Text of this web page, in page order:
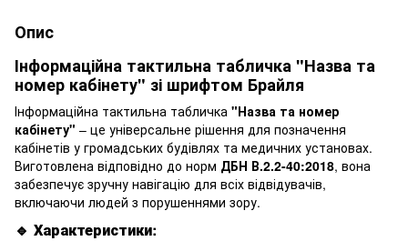
Опис
Інформаційна тактильна табличка "Назва та
номер кабінету" зі шрифтом Брайля
Інформаційна тактильна табличка "Назва та номер
кабінету" – це універсальне рішення для позначення
кабінетів у громадських будівлях та медичних установах.
Виготовлена відповідно до норм ДБН В.2.2-40:2018, вона
забезпечує зручну навігацію для всіх відвідувачів,
включаючи людей з порушеннями зору.
🔹 Характеристики: